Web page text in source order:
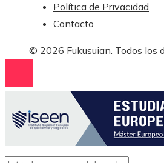
Política de Privacidad
Contacto
© 2026 Fukusuian. Todos los